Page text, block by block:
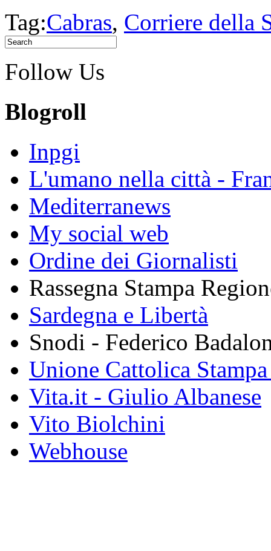
Tag:Cabras, Corriere della
Follow Us
Blogroll
Inpgi
L'umano nella città -
Mediterranews
My social web
Ordine dei Giornalisti
Rassegna Stampa
Sardegna e Libertà
Snodi - Federico
Unione Cattolica
Vita.it - Giulio Albanese
Vito Biolchini
Webhouse